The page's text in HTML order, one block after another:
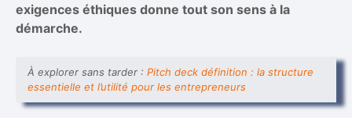
exigences éthiques donne tout son sens à la
démarche.
À explorer sans tarder : Pitch deck définition : la structure
essentielle et l’utilité pour les entrepreneurs